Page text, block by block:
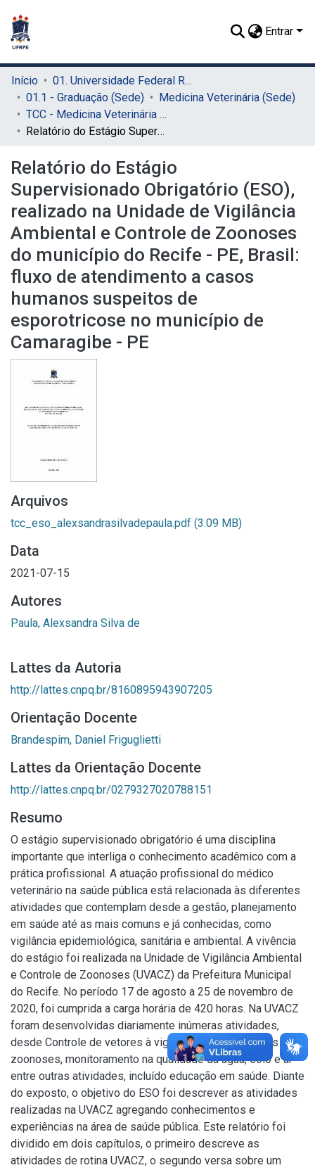
Entrar
Início
01. Universidade Federal Rural de Pernambuco - UFRPE (Sede)
01.1 - Graduação (Sede)
Medicina Veterinária (Sede)
TCC - Medicina Veterinária (Sede)
Relatório do Estágio Supervisionado Obrigatório (ESO), realizado na Unidade de Vigilância Ambiental e Controle de Zoonoses do município do Recife - PE, Brasil: fluxo de atendimento a casos humanos suspeitos de esporotricose no município de Camaragibe - PE
Relatório do Estágio
Supervisionado Obrigatório (ESO),
realizado na Unidade de Vigilância
Ambiental e Controle de Zoonoses
do município do Recife - PE, Brasil:
fluxo de atendimento a casos
humanos suspeitos de
esporotricose no município de
Camaragibe - PE
Arquivos
tcc_eso_alexsandrasilvadepaula.pdf (3.09 MB)
Data
2021-07-15
Autores
Paula, Alexsandra Silva de
Lattes da Autoria
http://lattes.cnpq.br/8160895943907205
Orientação Docente
Brandespim, Daniel Friguglietti
Lattes da Orientação Docente
http://lattes.cnpq.br/0279327020788151
Resumo
O estágio supervisionado obrigatório é uma disciplina
importante que interliga o conhecimento acadêmico com a
prática profissional. A atuação profissional do médico
veterinário na saúde pública está relacionada às diferentes
atividades que contemplam desde a gestão, planejamento
em saúde até as mais comuns e já conhecidas, como
vigilância epidemiológica, sanitária e ambiental. A vivência
do estágio foi realizada na Unidade de Vigilância Ambiental
e Controle de Zoonoses (UVACZ) da Prefeitura Municipal
do Recife. No período 17 de agosto a 25 de novembro de
2020, foi cumprida a carga horária de 420 horas. Na UVACZ
foram desenvolvidas diariamente inúmeras atividades,
desde Controle de vetores à vigilância no controle das
zoonoses, monitoramento na qualidade da água, solo e ar
entre outras atividades, incluído educação em saúde. Diante
do exposto, o objetivo do ESO foi descrever as atividades
realizadas na UVACZ agregando conhecimentos e
experiências na área de saúde pública. Este relatório foi
dividido em dois capítulos, o primeiro descreve as
atividades de rotina UVACZ, o segundo versa sobre um